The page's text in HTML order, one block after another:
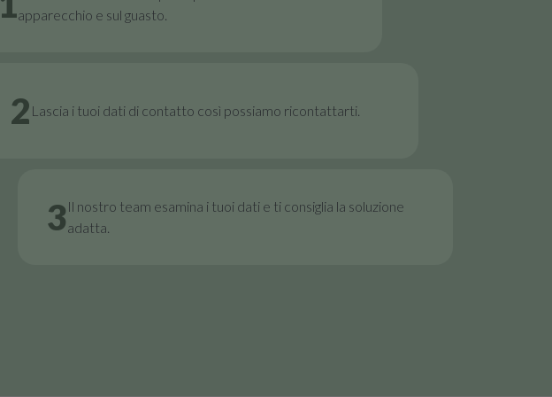
apparecchio e sul guasto.
2 Lascia i tuoi dati di contatto così possiamo ricontattarti.
3 Il nostro team esamina i tuoi dati e ti consiglia la soluzione
adatta.